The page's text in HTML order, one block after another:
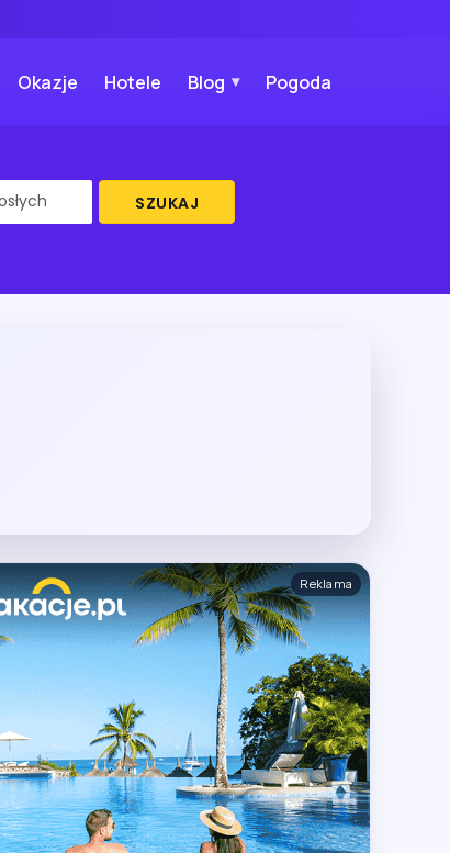
Okazje Hotele Blog Pogoda
SZUKAJ
Reklama